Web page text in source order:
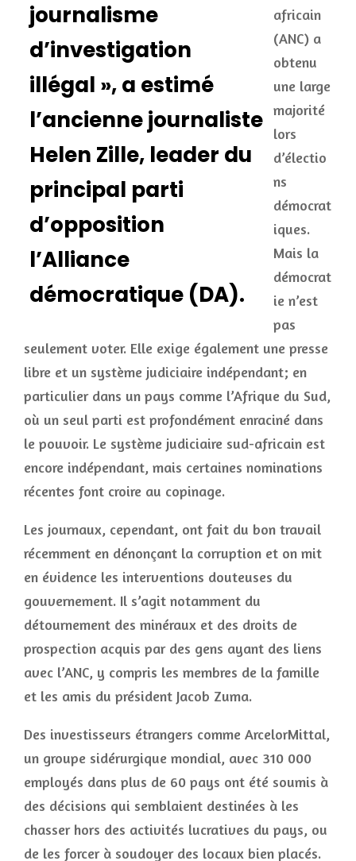
journalisme
d’investigation
illégal », a estimé
l’ancienne journaliste
Helen Zille, leader du
principal parti
d’opposition
l’Alliance
démocratique (DA).
africain
(ANC) a
obtenu
une large
majorité
lors
d’électio
ns
démocrat
iques.
Mais la
démocrat
ie n’est
pas
seulement voter. Elle exige également une presse
libre et un système judiciaire indépendant; en
particulier dans un pays comme l’Afrique du Sud,
où un seul parti est profondément enraciné dans
le pouvoir. Le système judiciaire sud-africain est
encore indépendant, mais certaines nominations
récentes font croire au copinage.
Les journaux, cependant, ont fait du bon travail
récemment en dénonçant la corruption et on mit
en évidence les interventions douteuses du
gouvernement. Il s’agit notamment du
détournement des minéraux et des droits de
prospection acquis par des gens ayant des liens
avec l’ANC, y compris les membres de la famille
et les amis du président Jacob Zuma.
Des investisseurs étrangers comme ArcelorMittal,
un groupe sidérurgique mondial, avec 310 000
employés dans plus de 60 pays ont été soumis à
des décisions qui semblaient destinées à les
chasser hors des activités lucratives du pays, ou
de les forcer à soudoyer des locaux bien placés.